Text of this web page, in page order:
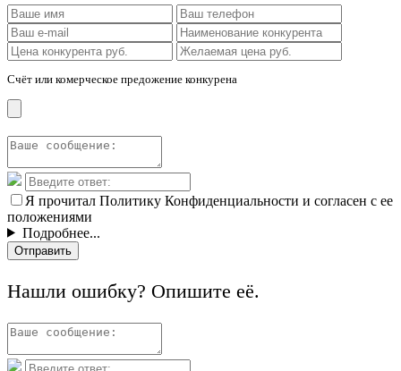
Счёт или комерческое предожение конкурена
Я прочитал Политику Конфиденциальности и согласен с ее
положениями
Подробнее...
Отправить
Нашли ошибку? Опишите её.